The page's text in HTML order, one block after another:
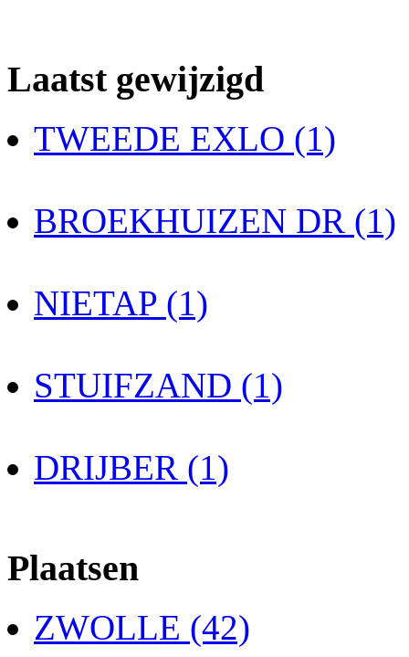
Laatst gewijzigd
TWEEDE EXLO (1)
BROEKHUIZEN DR (1)
NIETAP (1)
STUIFZAND (1)
DRIJBER (1)
Plaatsen
ZWOLLE (42)